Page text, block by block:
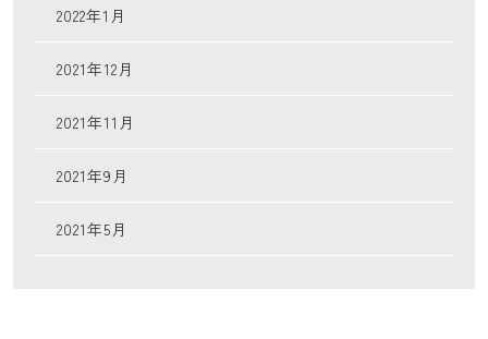
2022年1月
2021年12月
2021年11月
2021年9月
2021年5月